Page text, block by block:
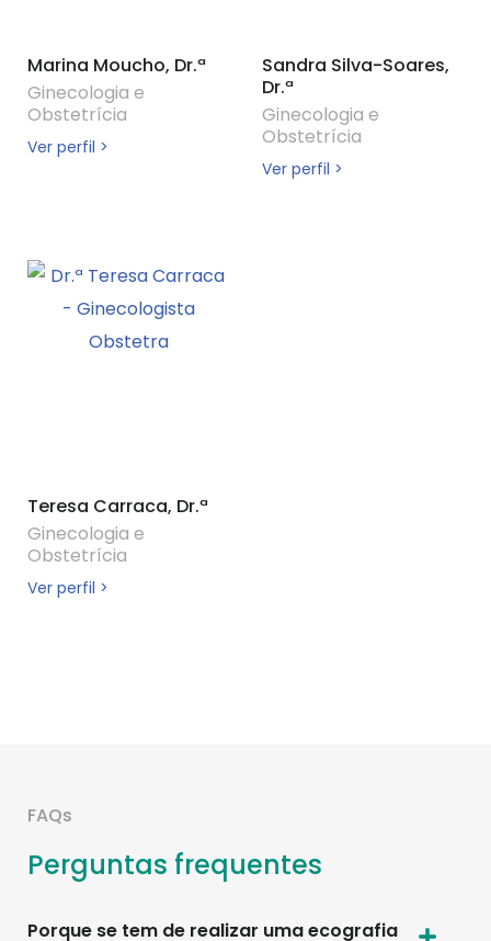
Marina Moucho, Dr.ª
Ginecologia e
Obstetrícia
Ver perfil >
Sandra Silva-Soares,
Dr.ª
Ginecologia e
Obstetrícia
Ver perfil >
Teresa Carraca, Dr.ª
Ginecologia e
Obstetrícia
Ver perfil >
FAQs
Perguntas frequentes
Porque se tem de realizar uma ecografia